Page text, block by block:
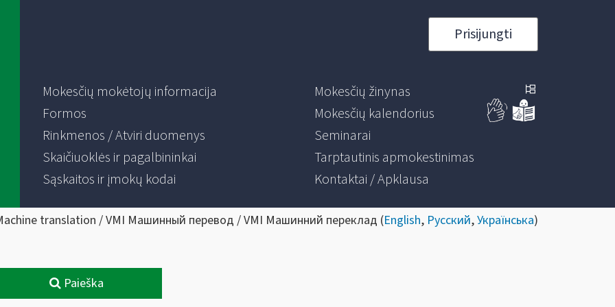
Prisijungti
Mokesčių mokėtojų informacija
Formos
Rinkmenos / Atviri duomenys
Skaičiuoklės ir pagalbininkai
Sąskaitos ir įmokų kodai
Mokesčių žinynas
Mokesčių kalendorius
Seminarai
Tarptautinis apmokestinimas
Kontaktai / Apklausa
translation / VMI Машинный перевод / VMI Машинний переклад (English, Русский,Українська)
Paieška